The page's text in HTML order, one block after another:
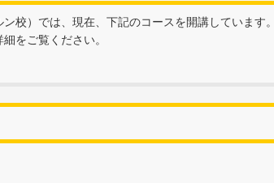
校）では、現在、下記のコースを開講しています
をご覧ください。